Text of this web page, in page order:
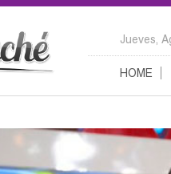
Jueves,
HOME